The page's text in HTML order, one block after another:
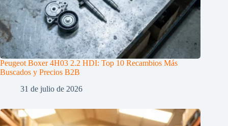
Peugeot Boxer 4H03 2.2 HDI: Top 10 Recambios Más
Buscados y Precios B2B
31 de julio de 2026